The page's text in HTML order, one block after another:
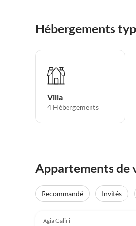
Hébergements
Villa
4 Hébergements
Appartements de
Recommandé Invités
Agia Galini